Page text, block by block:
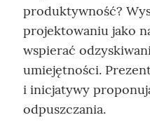
produktywność?
projektowaniu jako
wspierać
umiejętności.
i inicjatywy
odpuszczania.